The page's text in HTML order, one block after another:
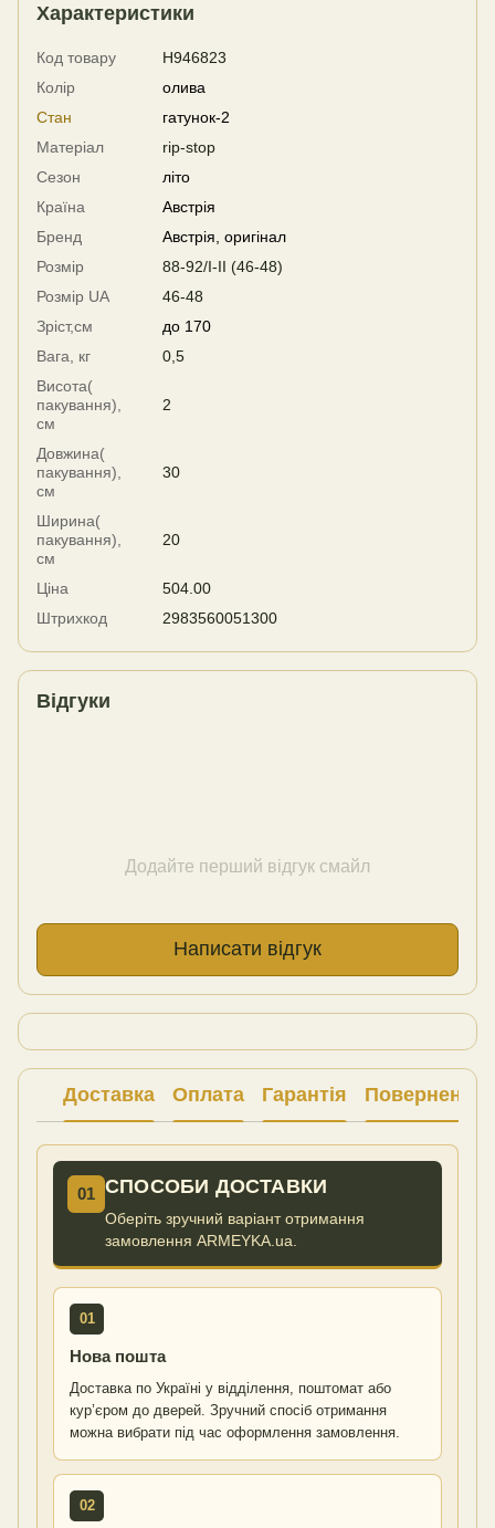
Характеристики
Код товару
H946823
Колір
олива
Стан
гатунок-2
Матеріал
rip-stop
Сезон
літо
Країна
Австрія
Бренд
Австрія, оригінал
Розмір
88-92/I-II (46-48)
Розмір UA
46-48
Зріст,см
до 170
Вага, кг
0,5
Висота(
пакування),
см
2
Довжина(
пакування),
см
30
Ширина(
пакування),
см
20
Ціна
504.00
Штрихкод
2983560051300
Відгуки
Додайте перший відгук смайл
Написати відгук
Доставка Оплата Гарантія Повернення
01 СПОСОБИ ДОСТАВКИ
Оберіть зручний варіант отримання
замовлення ARMEYKA.ua.
01
Нова пошта
Доставка по Україні у відділення, поштомат або
кур’єром до дверей. Зручний спосіб отримання
можна вибрати під час оформлення замовлення.
02